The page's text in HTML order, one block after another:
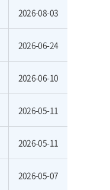
2026-08-03
2026-06-24
2026-06-10
2026-05-11
2026-05-11
2026-05-07